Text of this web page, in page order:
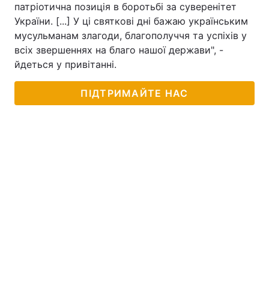
Інтерв'ю Думки
Архів Вакансії
Контакти
патріотична позиція в боротьбі за суверенітет
України. [...] У ці святкові дні бажаю українським
мусульманам злагоди, благополуччя та успіхів у
всіх звершеннях на благо нашої держави", -
йдеться у привітанні.
ПІДТРИМАЙТЕ НАС